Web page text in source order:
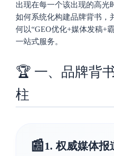
出现在每一个该出现的高光
如何系统化构建品牌背书，
何以“GEO优化+媒体发稿+
一站式服务。
🏆 一、品牌背
柱
📰1. 权威媒体报